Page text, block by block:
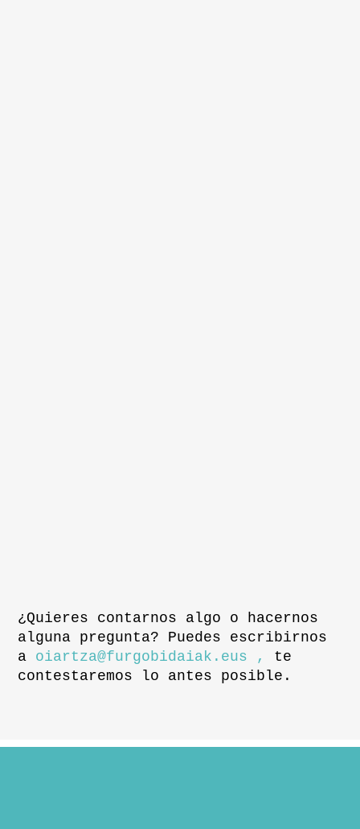
¿Quieres contarnos algo o hacernos
alguna pregunta? Puedes escribirnos
a oiartza@furgobidaiak.eus ,
te
contestaremos lo antes posible.